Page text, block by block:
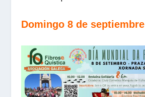
Domingo 8 de septiembre